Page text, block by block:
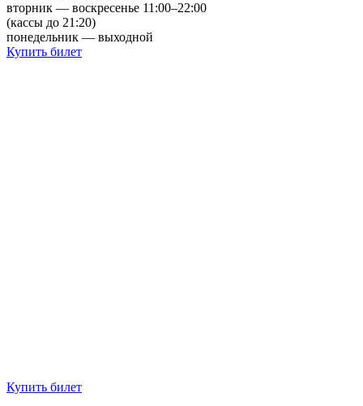
вторник — воскресенье 11:00–22:00
(кассы до 21:20)
понедельник — выходной
Купить билет
Купить билет